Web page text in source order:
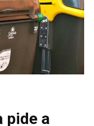
pide a